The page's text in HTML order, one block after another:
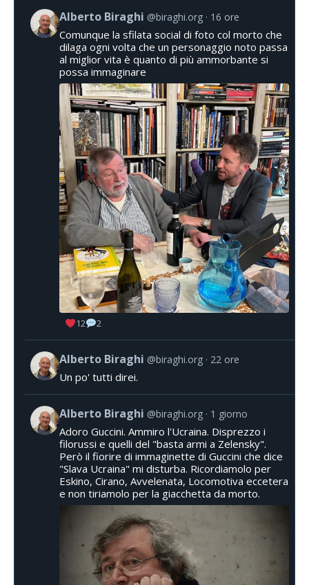
Alberto Biraghi @biraghi.org 16 ore
Comunque la sfilata social di foto col morto che
dilaga ogni volta che un personaggio noto passa
al miglior vita è quanto di più ammorbante si
possa immaginare
12 2
Alberto Biraghi @biraghi.org 22 ore
Un po' tutti direi.
Alberto Biraghi @biraghi.org 1 giorno
Adoro Guccini. Ammiro l'Ucraina. Disprezzo i
filorussi e quelli del "basta armi a Zelensky".
Però il fiorire di immaginette di Guccini che dice
"Slava Ucraina" mi disturba. Ricordiamolo per
Eskino, Cirano, Avvelenata, Locomotiva eccetera
e non tiriamolo per la giacchetta da morto.